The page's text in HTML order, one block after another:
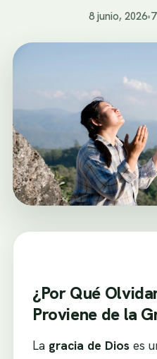
8 junio, 2026•
¿Por Qué
Proviene de la
La gracia de Dioses